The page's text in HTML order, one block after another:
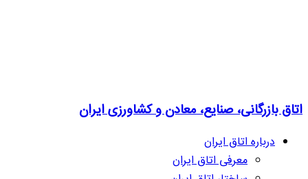
اتاق بازرگانی، صنایع، معادن و کشاورزی ایران
درباره اتاق ایران
معرفی اتاق ایران